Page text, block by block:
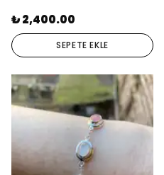
₺ 2,400.00
SEPETE EKLE